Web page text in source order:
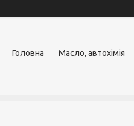
Головна Масло, автохімія